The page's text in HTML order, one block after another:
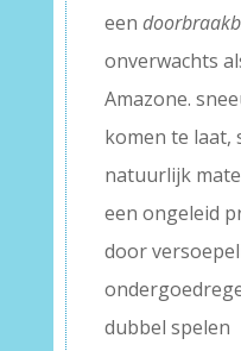
een
onverwachts
Amazone.
komen te laat,
natuurlijk
een ongeleid
door
dubbel spelen